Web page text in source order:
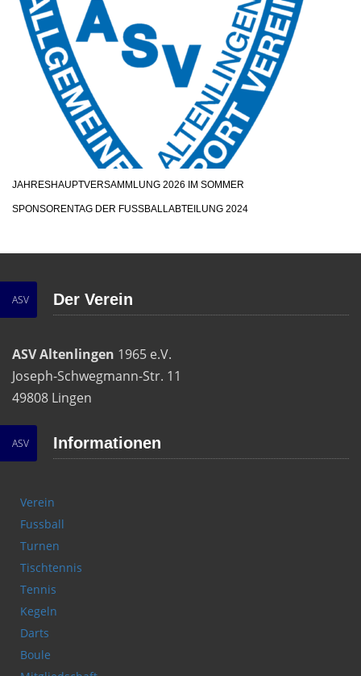
JAHRESHAUPTVERSAMMLUNG 2026 IM SOMMER
SPONSORENTAG DER FUSSBALLABTEILUNG 2024
ASV Der Verein
ASV Altenlingen 1965 e.V.
Joseph-Schwegmann-Str. 11
49808 Lingen
ASV Informationen
Verein
Fussball
Turnen
Tischtennis
Tennis
Kegeln
Darts
Boule